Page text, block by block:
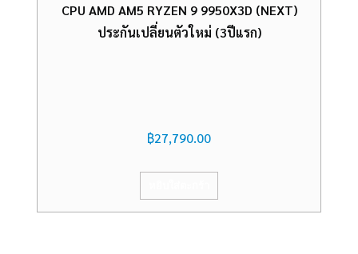
CPU AMD AM5 RYZEN 9 9950X3D (NEXT)
ประกันเปลี่ยนตัวใหม่ (3ปีแรก)
฿27,790.00